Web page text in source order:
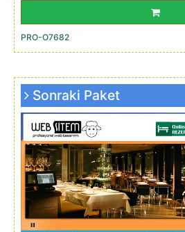
PRO-O7682
Sonraki Paket